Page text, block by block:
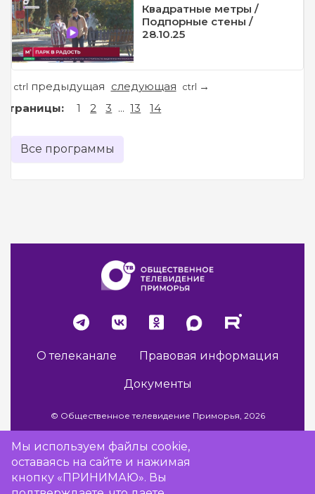
Квадратные метры /
Подпорные стены /
28.10.25
ctrl предыдущая следующая ctrl →
Страницы: 1 2 3 ... 13 14
Все программы
О телеканале Правовая информация
Документы
© Общественное телевидение Приморья, 2026
Разработка сайта -Vladweb
Мы используем файлы cookie,
оставаясь на сайте и нажимая
кнопку «ПРИНИМАЮ». Вы